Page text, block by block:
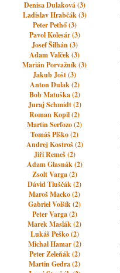
Denisa Dulaková (3)
Ladislav Hrabčák (3)
Peter Pethő (3)
Pavol Kolesár (3)
Josef Šilhán (3)
Adam Valček (3)
Marián Porvažník (3)
Jakub Jošt (3)
Anton Dulak (2)
Bob Matuška (2)
Juraj Schmidt (2)
Roman Kopil (2)
Martin Serfozo (2)
Tomáš Plško (2)
Andrej Kostroš (2)
Jiří Remeš (2)
Adam Glasnák (2)
Zsolt Varga (2)
Dávid Tluščák (2)
Maroš Macko (2)
Gabriel Volšík (2)
Peter Varga (2)
Marek Maslák (2)
Lukáš Peško (2)
Michal Hamar (2)
Peter Zeleňák (2)
Martin Gedra (2)